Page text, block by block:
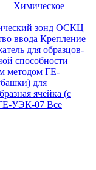
Химическое
зонд ОСКЦ
ввода Крепление
для образцов-
способности
методом ГЕ-
для
ячейка (с
ГЕ-УЭК-07 Все